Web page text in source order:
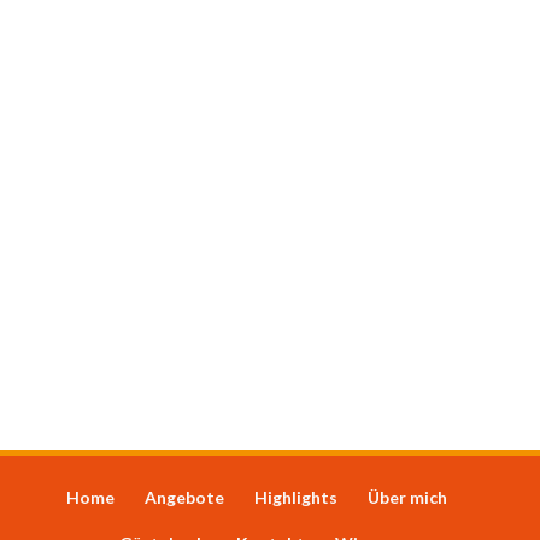
Home Angebote Highlights Über mich